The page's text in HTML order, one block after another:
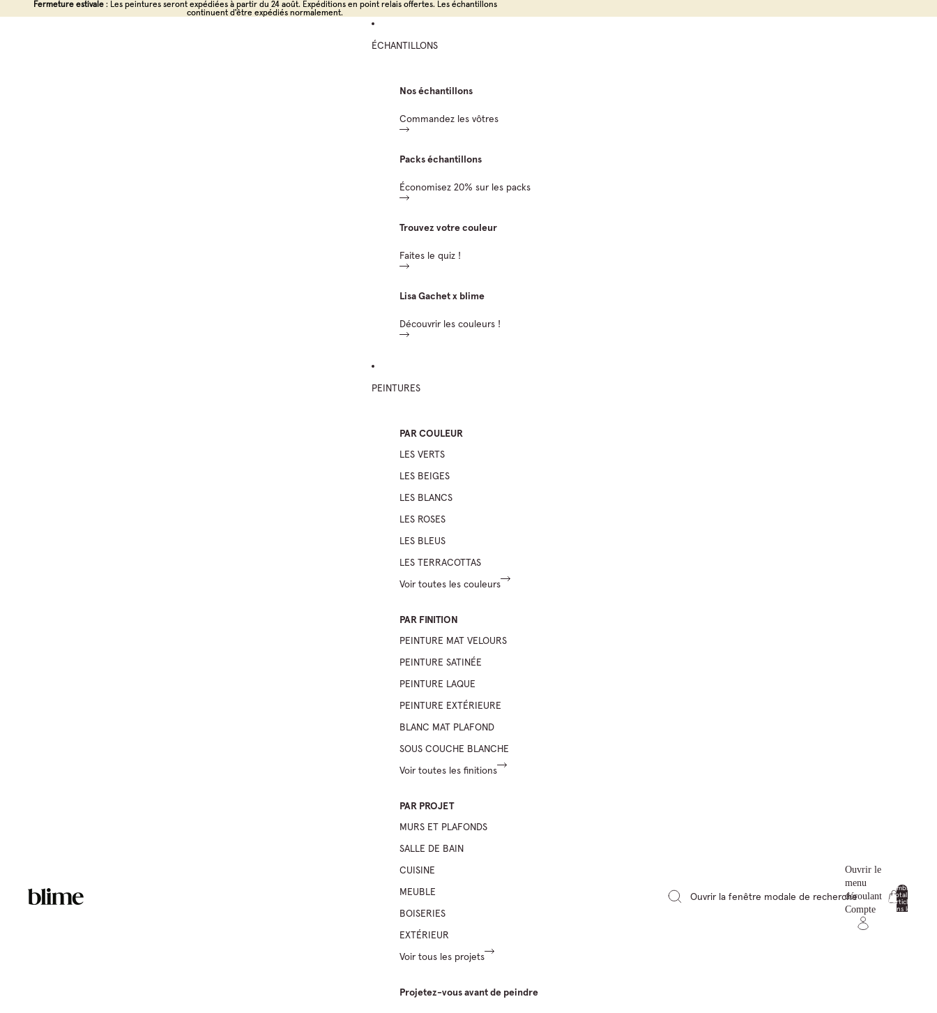
Fermeture estivale: Les peintures seront expédiées à partir du 24 août. Expéditions en point relais offertes. Les échantillons
continuent d'être expédiés normalement.
Fermeture estivale : Les peintures seront expédiées à partir du 24 août. Expéditions en point relais offertes. Les échantillons
continuent d'être expédiés normalement.
ÉCHANTILLONS
Nos échantillons
Commandez les vôtres
Packs échantillons
Économisez 20% sur les packs
Trouvez votre couleur
Faites le quiz !
Lisa Gachet x blime
Découvrir les couleurs !
PEINTURES
PAR COULEUR
LES VERTS
LES BEIGES
LES BLANCS
LES ROSES
LES BLEUS
LES TERRACOTTAS
Voir toutes les couleurs
PAR FINITION
PEINTURE MAT VELOURS
PEINTURE SATINÉE
PEINTURE LAQUE
PEINTURE EXTÉRIEURE
BLANC MAT PLAFOND
SOUS COUCHE BLANCHE
Voir toutes les finitions
PAR PROJET
MURS ET PLAFONDS
SALLE DE BAIN
CUISINE
MEUBLE
BOISERIES
EXTÉRIEUR
Voir tous les projets
Projetez-vous avant de peindre
Ouvrir la fenêtre modale de recherche
Ouvrir le
menu
déroulant
Compte
Nombre
total
d’articles
dans le